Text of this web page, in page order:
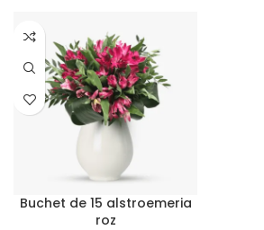
Buchet de 15 alstroemeria
roz